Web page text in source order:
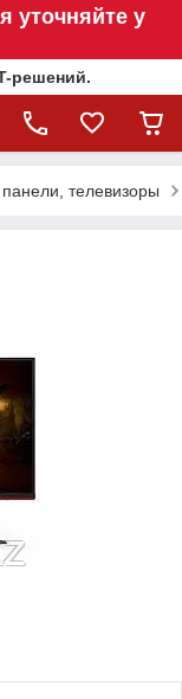
уточняйте у
решений.
телевизоры